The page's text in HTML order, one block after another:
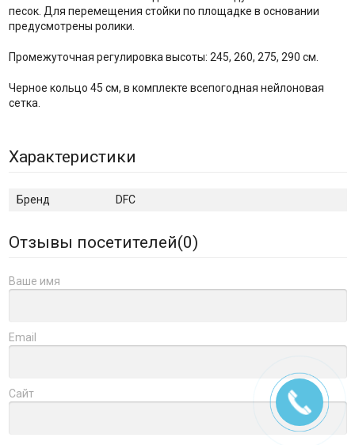
песок. Для перемещения стойки по площадке в основании
предусмотрены ролики.
Промежуточная регулировка высоты: 245, 260, 275, 290 см.
Черное кольцо 45 см, в комплекте всепогодная нейлоновая
сетка.
Характеристики
Бренд DFC
Отзывы посетителей(0)
Ваше имя
Email
Сайт